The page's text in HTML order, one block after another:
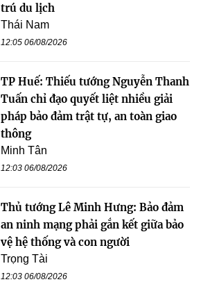
trú du lịch
Thái Nam
12:05 06/08/2026
TP Huế: Thiếu tướng Nguyễn Thanh
Tuấn chỉ đạo quyết liệt nhiều giải
pháp bảo đảm trật tự, an toàn giao
thông
Minh Tân
12:03 06/08/2026
Thủ tướng Lê Minh Hưng: Bảo đảm
an ninh mạng phải gắn kết giữa bảo
vệ hệ thống và con người
Trọng Tài
12:03 06/08/2026